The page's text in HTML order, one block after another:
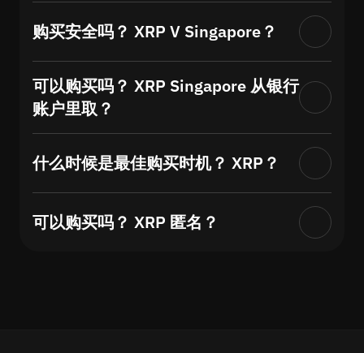
购买安全吗？ XRP V Singapore？
可以购买吗？ XRP Singapore 从银行
账户里取？
什么时候是最佳购买时机？ XRP？
可以购买吗？ XRP 匿名？